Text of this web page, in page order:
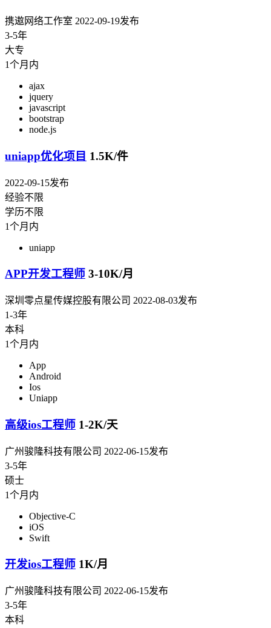
携遨网络工作室 2022-09-19发布
3-5年
大专
1个月内
ajax
jquery
javascript
bootstrap
node.js
uniapp优化项目 1.5K/件
2022-09-15发布
经验不限
学历不限
1个月内
uniapp
APP开发工程师 3-10K/月
深圳零点星传媒控股有限公司 2022-08-03发布
1-3年
本科
1个月内
App
Android
Ios
Uniapp
高级ios工程师 1-2K/天
广州骏隆科技有限公司 2022-06-15发布
3-5年
硕士
1个月内
Objective-C
iOS
Swift
开发ios工程师 1K/月
广州骏隆科技有限公司 2022-06-15发布
3-5年
本科